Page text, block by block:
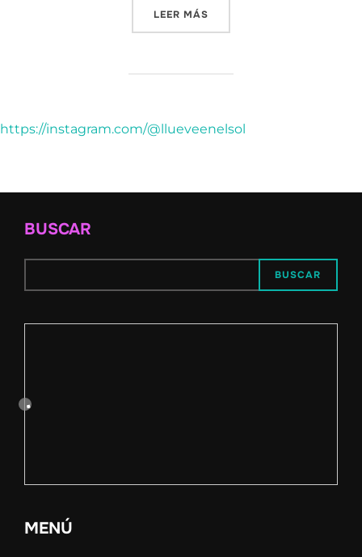
LEER MÁS
https://instagram.com/@llueveenelsol
BUSCAR
BUSCAR
MENÚ